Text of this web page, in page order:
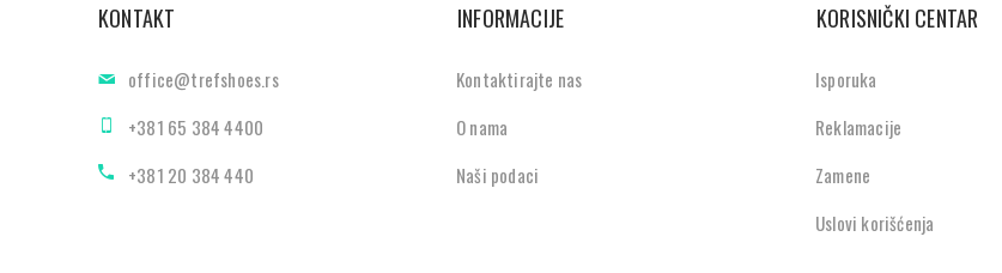
KONTAKT
office@trefshoes.rs
+381 65 384 4400
+381 20 384 440
INFORMACIJE
Kontaktirajte nas
O nama
Naši podaci
KORISNIČKI CENTAR
Isporuka
Reklamacije
Zamene
Uslovi korišćenja